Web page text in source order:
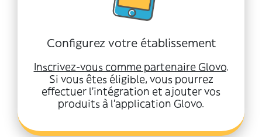
Configurez votre établissement
Inscrivez-vous comme partenaire Glovo.
Si vous êtes éligible, vous pourrez
effectuer l'intégration et ajouter vos
produits à l'application Glovo.